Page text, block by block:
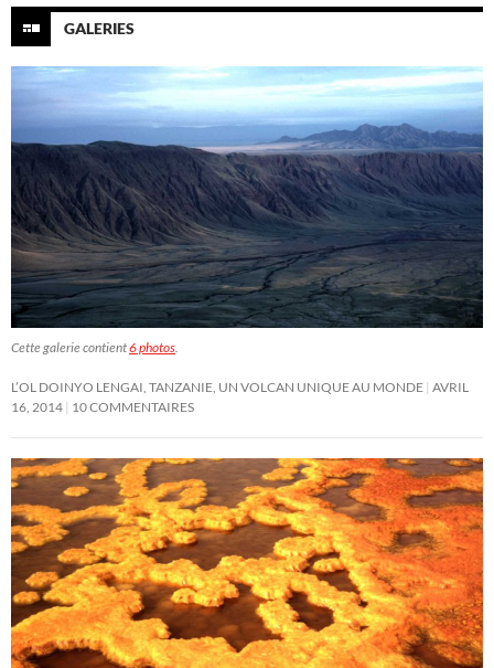
GALERIES
Cette galerie contient6 photos.
L’OL DOINYO LENGAI, TANZANIE, UN VOLCAN UNIQUE AU MONDE AVRIL
16, 2014 10 COMMENTAIRES